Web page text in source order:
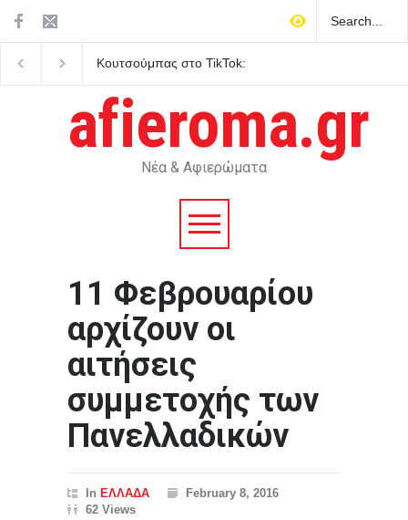
Κουτσούμπας στο TikTok:
afieroma.gr
Νέα & Αφιερώματα
11 Φεβρουαρίου
αρχίζουν οι
αιτήσεις
συμμετοχής των
Πανελλαδικών
In ΕΛΛΑΔΑ
February 8, 2016
62 Views